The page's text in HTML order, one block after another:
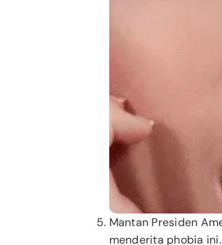
Mantan Presiden
menderita phobia